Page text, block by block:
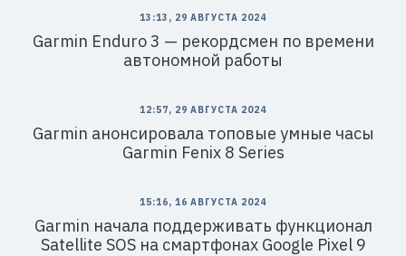
13:13, 29 АВГУСТА 2024
Garmin Enduro 3 — рекордсмен по времени
автономной работы
12:57, 29 АВГУСТА 2024
Garmin анонсировала топовые умные часы
Garmin Fenix 8 Series
15:16, 16 АВГУСТА 2024
Garmin начала поддерживать функционал
Satellite SOS на смартфонах Google Pixel 9